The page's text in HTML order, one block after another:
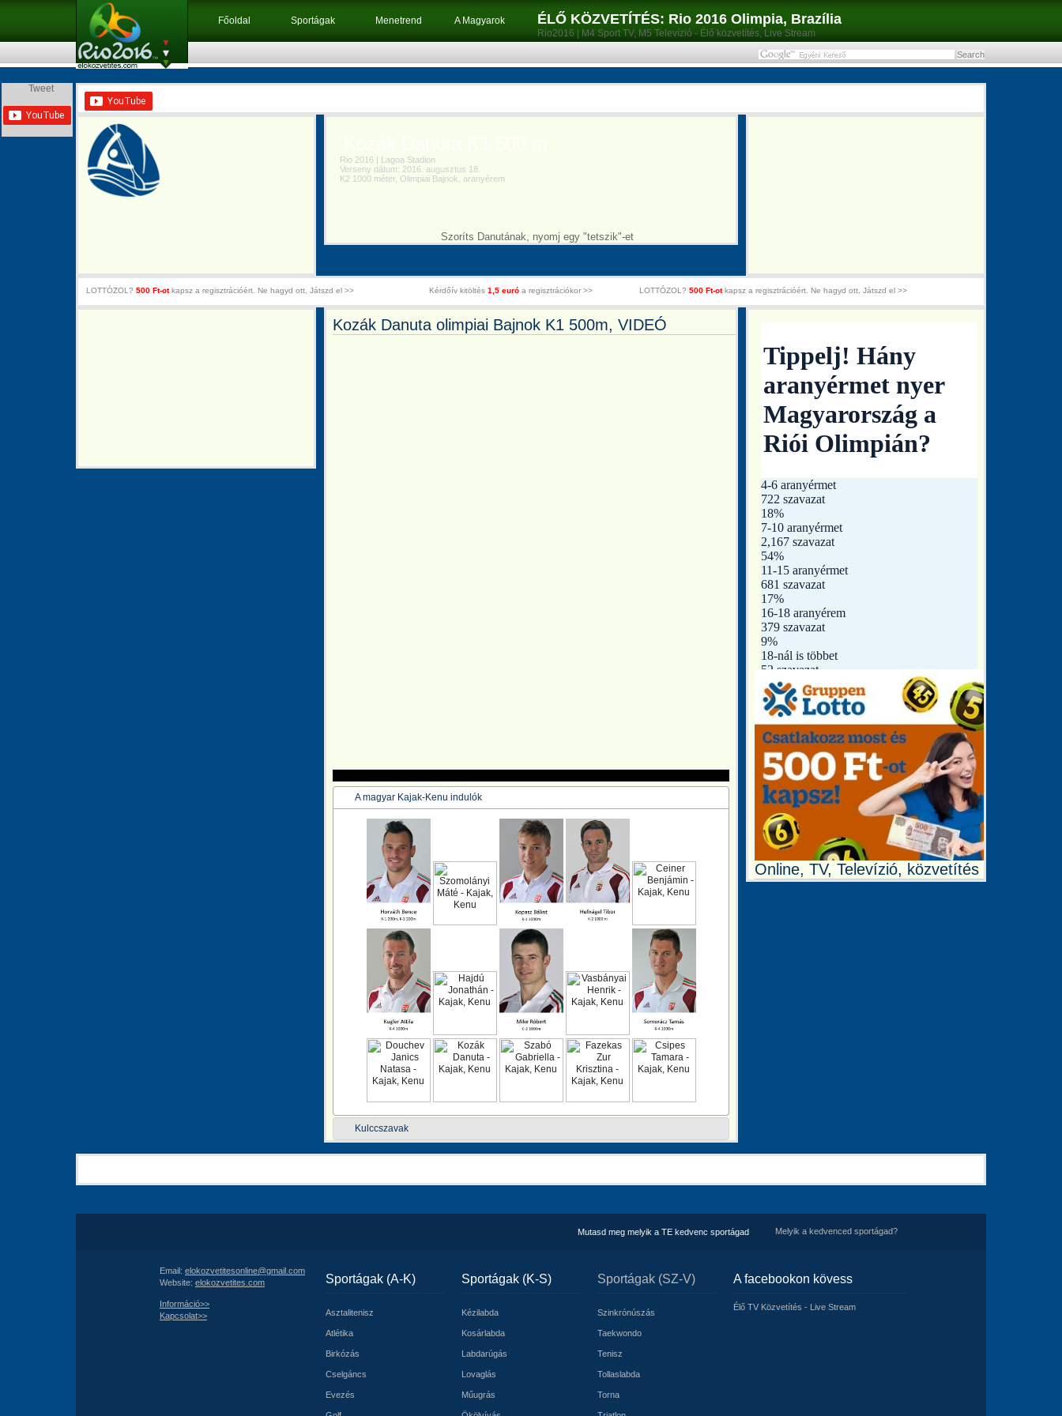
Főoldal Sportágak Menetrend A Magyarok ÉLŐ KÖZVETÍTÉS: Rio 2016 Olimpia, Brazília
Rio2016 | M4 Sport TV, M5 Televízió - Élő közvetítés, Live Stream
Rio 2016 | Lagoa Stadion
Verseny dátum: 2016. augusztus 18.
K2 1000 méter, Olimpiai Bajnok, aranyérem
Szoríts Danutának, nyomj egy "tetszik"-et
LOTTÓZOL? 500 Ft-otkapsz a regisztrációért. Ne hagyd ott, Játszd el >> Kérdőív kitöltés 1,5 euró a regisztrációkor >> LOTTÓZOL? 500 Ft-otkapsz a regisztrációért. Ne hagyd ott, Játszd el >>
Kozák Danuta olimpiai Bajnok K1 500m, VIDEÓ
A magyar Kajak-Kenu indulók
Kulccszavak
Online, TV, Televízió, közvetítés
Melyik a kedvenced sportágad?
Mutasd meg melyik a TE kedvenc sportágad
Email: elokozvetitesonline@gmail.com
Website: elokozvetites.com
Információ>>
Kapcsolat>>
Sportágak (A-K)
Asztalitenisz
Atlétika
Birkózás
Cselgáncs
Evezés
Sportágak (K-S)
Kézilabda
Kosárlabda
Labdarúgás
Lovaglás
Műugrás
Sportágak (SZ-V)
Szinkrónúszás
Taekwondo
Tenisz
Tollaslabda
Torna
A facebookon kövess
Élő TV Közvetítés - Live Stream
Tweet